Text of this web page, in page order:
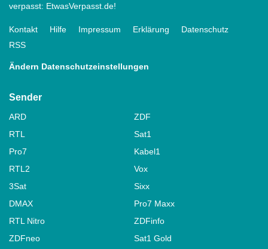
verpasst: EtwasVerpasst.de!
Kontakt Hilfe Impressum Erklärung
Datenschutz
RSS
Ändern Datenschutzeinstellungen
Sender
ARD
ZDF
RTL
Sat1
Pro7
Kabel1
RTL2
Vox
3Sat
Sixx
DMAX
Pro7 Maxx
RTL Nitro
ZDFinfo
ZDFneo
Sat1 Gold